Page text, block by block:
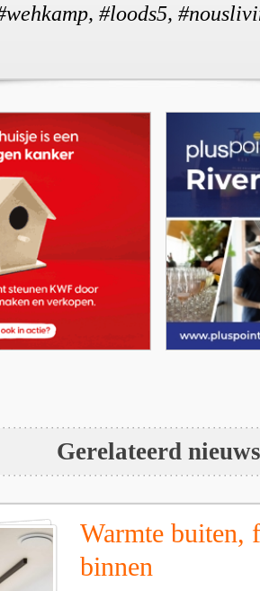
#loods5,
Gerelateerd nieuws
Warmte buiten,
binnen